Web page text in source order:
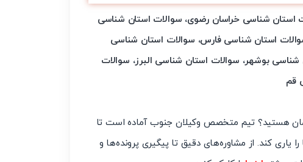
استان شناسی خراسان رضوی، سوالات استان شناسی
استان شناسی فارس، سوالات استان شناسی
شناسی بوشهر، سوالات استان شناسی البرز، سوالات
قم
هستید؟ تیم متخصص وکیلان جنوب آماده است تا
کند. از مشاوره‌های دقیق تا پیگیری پرونده‌ها و